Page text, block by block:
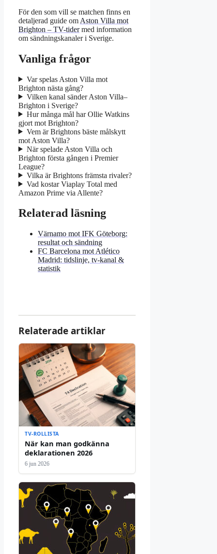
För den som vill se matchen finns en
detaljerad guide om Aston Villa mot
Brighton – TV-tidermed information
om sändningskanaler i Sverige.
Vanliga frågor
Var spelas Aston Villa mot
Brighton nästa gång?
Vilken kanal sänder Aston Villa–
Brighton i Sverige?
Hur många mål har Ollie Watkins
gjort mot Brighton?
Vem är Brightons bäste målskytt
mot Aston Villa?
När spelade Aston Villa och
Brighton första gången i Premier
League?
Vilka är Brightons främsta rivaler?
Vad kostar Viaplay Total med
Amazon Prime via Allente?
Relaterad läsning
Värnamo mot IFK Göteborg:
resultat och sändning
FC Barcelona mot Atlético
Madrid: tidslinje, tv-kanal &
statistik
Relaterade artiklar
TV-ROLLISTA
När kan man godkänna
deklarationen 2026
6 jun 2026